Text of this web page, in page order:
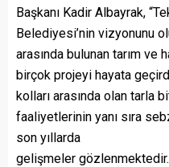
Başkanı Kadir Albayrak,
Belediyesi’nin vizyonunu
arasında bulunan tarım ve
birçok projeyi hayata
kolları arasında olan tarla
faaliyetlerinin yanı sıra
son yıllarda
gelişmeler